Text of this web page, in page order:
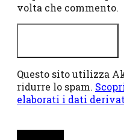
volta che commento.
Questo sito utilizza
ridurre lo spam.
elaborati i dati